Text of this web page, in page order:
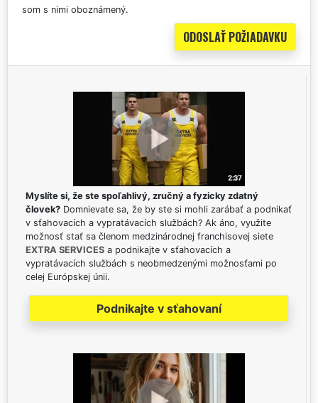
som s nimi oboznámený.
Myslíte si, že ste spoľahlivý, zručný a fyzicky zdatný
človek? Domnievate sa, že by ste si mohli zarábať a podnikať
v sťahovacích a vypratávacích službách? Ak áno, využite
možnosť stať sa členom medzinárodnej franchisovej siete
EXTRA SERVICES a podnikajte v sťahovacích a
vypratávacích službách s neobmedzenými možnosťami po
celej Európskej únii.
Podnikajte v sťahovaní